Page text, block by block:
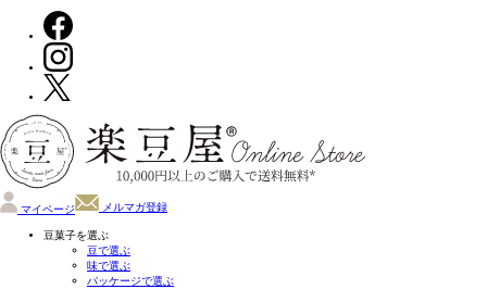
マイページ メルマガ登録
豆菓子を選ぶ
豆で選ぶ
味で選ぶ
パッケージで選ぶ